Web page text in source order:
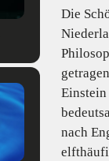
Die
nach